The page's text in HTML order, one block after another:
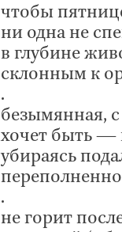
чтобы
ни одна не
в глубине
склонным к
.
безымянная,
хочет быть —
убираясь
.
не горит